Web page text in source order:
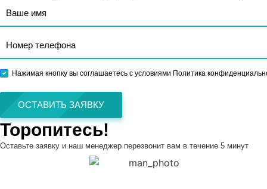
Нажимая кнопку вы соглашаетесь с условиями Политика
ОСТАВИТЬ ЗАЯВКУ
Торопитесь!
Оставьте заявку и наш менеджер перезвонит вам в течение 5 минут